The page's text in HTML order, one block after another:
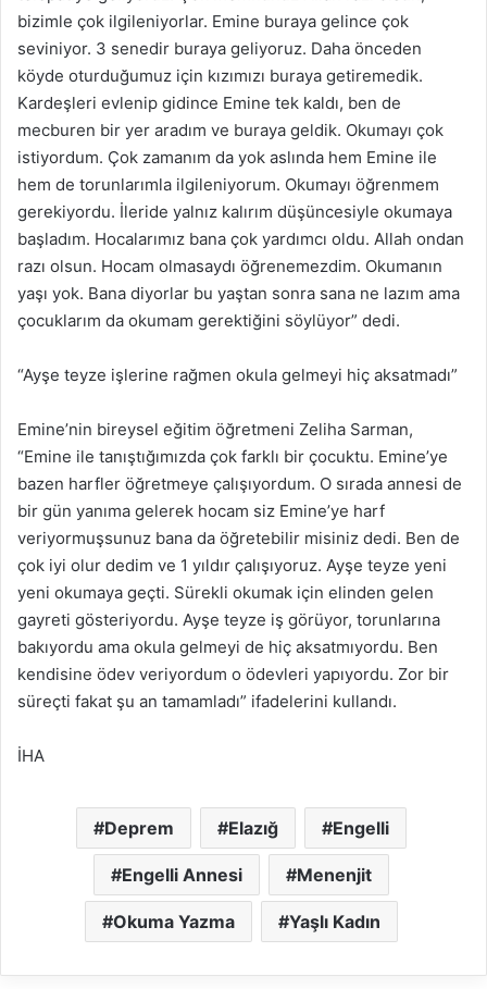
bizimle çok ilgileniyorlar. Emine buraya gelince çok
seviniyor. 3 senedir buraya geliyoruz. Daha önceden
köyde oturduğumuz için kızımızı buraya getiremedik.
Kardeşleri evlenip gidince Emine tek kaldı, ben de
mecburen bir yer aradım ve buraya geldik. Okumayı çok
istiyordum. Çok zamanım da yok aslında hem Emine ile
hem de torunlarımla ilgileniyorum. Okumayı öğrenmem
gerekiyordu. İleride yalnız kalırım düşüncesiyle okumaya
başladım. Hocalarımız bana çok yardımcı oldu. Allah ondan
razı olsun. Hocam olmasaydı öğrenemezdim. Okumanın
yaşı yok. Bana diyorlar bu yaştan sonra sana ne lazım ama
çocuklarım da okumam gerektiğini söylüyor” dedi.
“Ayşe teyze işlerine rağmen okula gelmeyi hiç aksatmadı”
Emine’nin bireysel eğitim öğretmeni Zeliha Sarman,
“Emine ile tanıştığımızda çok farklı bir çocuktu. Emine’ye
bazen harfler öğretmeye çalışıyordum. O sırada annesi de
bir gün yanıma gelerek hocam siz Emine’ye harf
veriyormuşsunuz bana da öğretebilir misiniz dedi. Ben de
çok iyi olur dedim ve 1 yıldır çalışıyoruz. Ayşe teyze yeni
yeni okumaya geçti. Sürekli okumak için elinden gelen
gayreti gösteriyordu. Ayşe teyze iş görüyor, torunlarına
bakıyordu ama okula gelmeyi de hiç aksatmıyordu. Ben
kendisine ödev veriyordum o ödevleri yapıyordu. Zor bir
süreçti fakat şu an tamamladı” ifadelerini kullandı.
İHA
Deprem Elazığ Engelli
Engelli Annesi Menenjit
Okuma Yazma Yaşlı Kadın